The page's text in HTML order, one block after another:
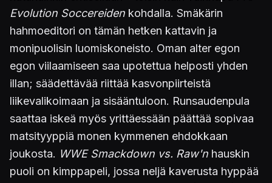
Evolution Soccereiden kohdalla. Smäkärin
hahmoeditori on tämän hetken kattavin ja
monipuolisin luomiskoneisto. Oman alter egon
egon viilaamiseen saa upotettua helposti yhden
illan; säädettävää riittää kasvonpiirteistä
liikevalikoimaan ja sisääntuloon. Runsaudenpula
saattaa iskeä myös yrittäessään päättää sopivaa
matsityyppiä monen kymmenen ehdokkaan
joukosta. WWE Smackdown vs. Raw'n hauskin
puoli on kimppapeli, jossa neljä kaverusta hyppää